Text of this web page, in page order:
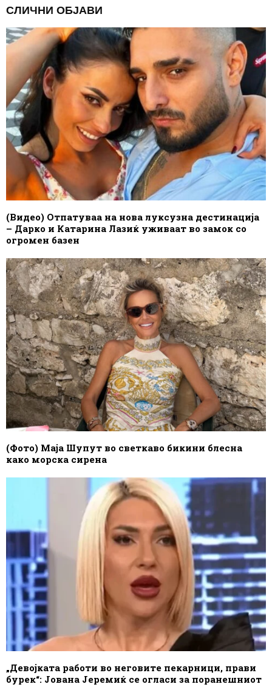
СЛИЧНИ ОБЈАВИ
(Видео) Отпатуваа на нова луксузна дестинација
– Дарко и Катарина Лазиќ уживаат во замок со
огромен базен
(Фото) Маја Шупут во светкаво бикини блесна
како морска сирена
„Девојката работи во неговите пекарници, прави
бурек“: Јована Јеремиќ се огласи за поранешниот